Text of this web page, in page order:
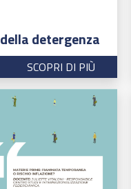
detergenza
SCOPRI DI PIÙ